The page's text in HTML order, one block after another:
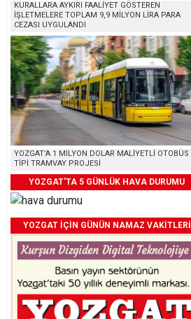
KURALLARA AYKIRI FAALİYET GÖSTEREN
İŞLETMELERE TOPLAM 9,9 MİLYON LİRA PARA
CEZASI UYGULANDI
YOZGAT’A 1 MİLYON DOLAR MALİYETLİ OTOBÜS
TİPİ TRAMVAY PROJESİ
YOZGAT'TA 5 GÜNLÜK HAVA DURUMU
YOZGAT İÇİN GÜNÜN NAMAZ VAKİTLERİ